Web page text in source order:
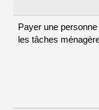
Payer une
les tâches